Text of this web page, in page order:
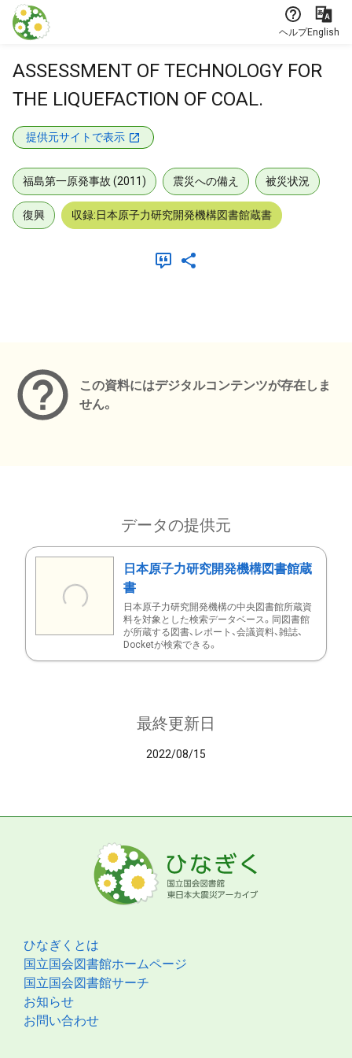
本文に飛ぶ
ヘルプEnglish
ASSESSMENT OF TECHNOLOGY FOR
THE LIQUEFACTION OF COAL.
提供元サイトで表示
福島第一原発事故 (2011) 震災への備え 被災状況
復興 収録:日本原子力研究開発機構図書館蔵書
この資料にはデジタルコンテンツが存在しま
せん。
データの提供元
日本原子力研究開発機構図書館蔵
書
日本原子力研究開発機構の中央図書館所蔵資
料を対象とした検索データベース。同図書館
が所蔵する図書、レポート、会議資料、雑誌、
Docketが検索できる。
最終更新日
2022/08/15
ひなぎくとは
国立国会図書館ホームページ
国立国会図書館サーチ
お知らせ
お問い合わせ